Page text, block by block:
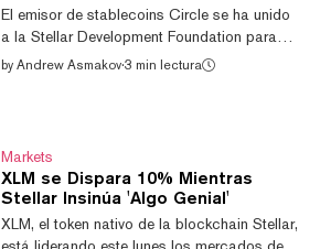
esperanza de penetrar en el saturado
mercado de stablecoins. Paxos Trust Co.
emite...
El emisor de stablecoins Circle se ha unido
a la Stellar Development Foundation para
lanzar su stablecoin EURC respaldada por
una paridad de 1:1 con el euro bajo un
modelo de reserva completa, anunció hoy
Teana Baker Taylor, VP de política y
estrategia regulatoria de Circle para EMEA,
by Andrew Asmakov·3 min lectura
Markets
XLM se Dispara 10% Mientras
Stellar Insinúa 'Algo Genial'
XLM, el token nativo de la blockchain Stellar,